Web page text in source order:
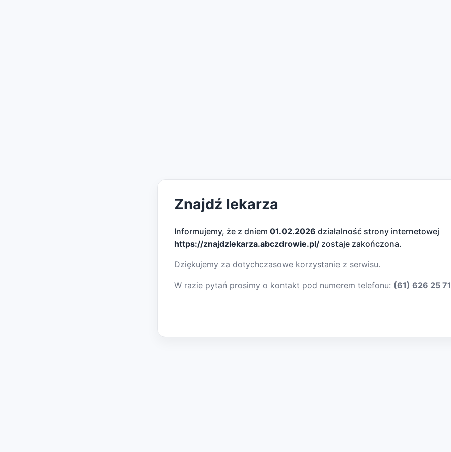
Znajdź lekarza
Informujemy, że z dniem 01.02.2026 działalność strony internetowej
https://znajdzlekarza.abczdrowie.pl/ zostaje zakończona.
Dziękujemy za dotychczasowe korzystanie z serwisu.
W razie pytań prosimy o kontakt pod numerem telefonu: (61) 626 25 71